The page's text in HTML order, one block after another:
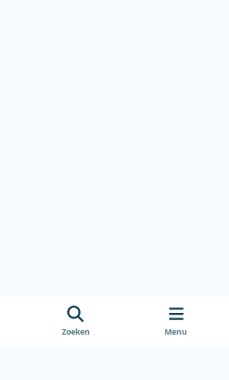
Zoeken Menu